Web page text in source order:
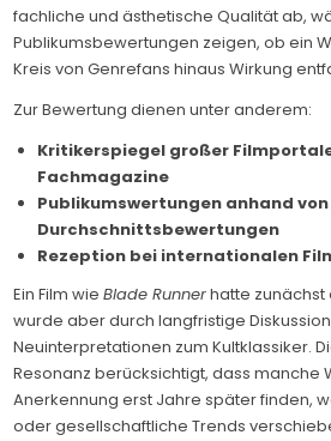
fachliche und ästhetische Qualität ab,
Publikumsbewertungen zeigen, ob ein
Kreis von Genrefans hinaus Wirkung
Zur Bewertung dienen unter anderem:
Kritikerspiegel großer
Fachmagazine
Publikumswertungen anhand von
Durchschnittsbewertungen
Rezeption bei internationalen
Ein Film wieBlade Runnerhatte zunächst
wurde aber durch langfristige
Neuinterpretationen zum Kultklassiker.
Resonanz berücksichtigt, dass manche
Anerkennung erst Jahre später finden,
oder gesellschaftliche Trends